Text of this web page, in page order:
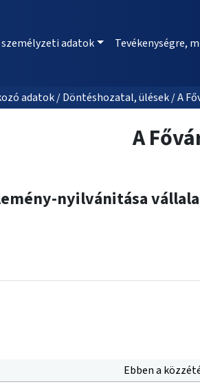
adatok Tevékenységre,
adatok / Döntéshozatal, ülések / A
A
nyilvánitása
Ebben a